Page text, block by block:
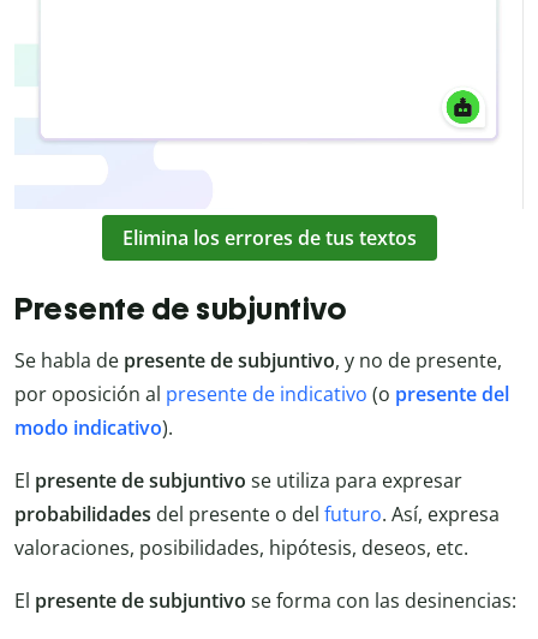
Elimina los errores de tus textos
Presente de subjuntivo
Se habla de presente de subjuntivo, y no de presente,
por oposición al presente de indicativo (o presente del
modo indicativo).
El presente de subjuntivo se utiliza para expresar
probabilidades del presente o del futuro. Así, expresa
valoraciones, posibilidades, hipótesis, deseos, etc.
El presente de subjuntivo se forma con las desinencias: